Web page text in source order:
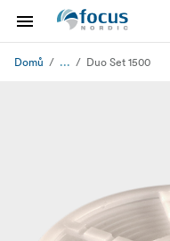
Domů ... Duo Set 1500